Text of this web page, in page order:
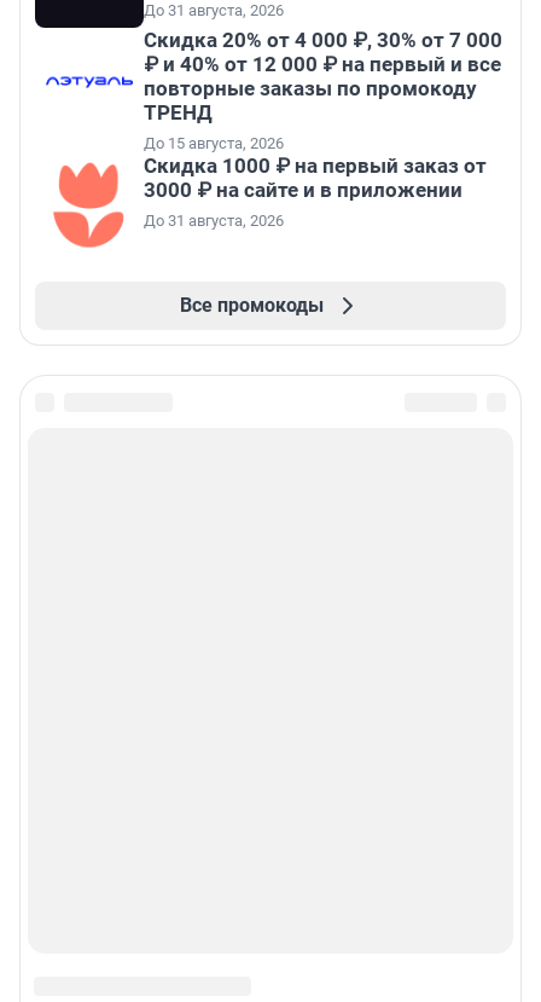
До 31 августа, 2026
Скидка 20% от 4 000 ₽, 30% от 7 000
₽ и 40% от 12 000 ₽ на первый и все
повторные заказы по промокоду
ТРЕНД
До 15 августа, 2026
Скидка 1000 ₽ на первый заказ от
3000 ₽ на сайте и в приложении
До 31 августа, 2026
Все промокоды